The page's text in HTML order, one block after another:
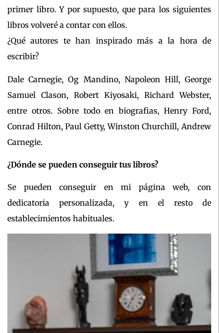
primer libro. Y por supuesto, que para los siguientes
libros volveré a contar con ellos.
¿Qué autores te han inspirado más a la hora de
escribir?
Dale Carnegie, Og Mandino, Napoleon Hill, George
Samuel Clason, Robert Kiyosaki, Richard Webster,
entre otros. Sobre todo en biografias, Henry Ford,
Conrad Hilton, Paul Getty, Winston Churchill, Andrew
Carnegie.
¿Dónde se pueden conseguir tus libros?
Se pueden conseguir en mi página web, con
dedicatoria personalizada, y en el resto de
establecimientos habituales.